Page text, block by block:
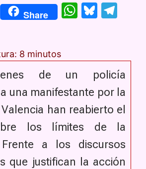
X Share
W
s
p
p
Bl
s
k
y
gr
a
m
8 minutos
de un policía
una manifestante por la
han reabierto el
los límites de la
a los discursos
que justifican la acción